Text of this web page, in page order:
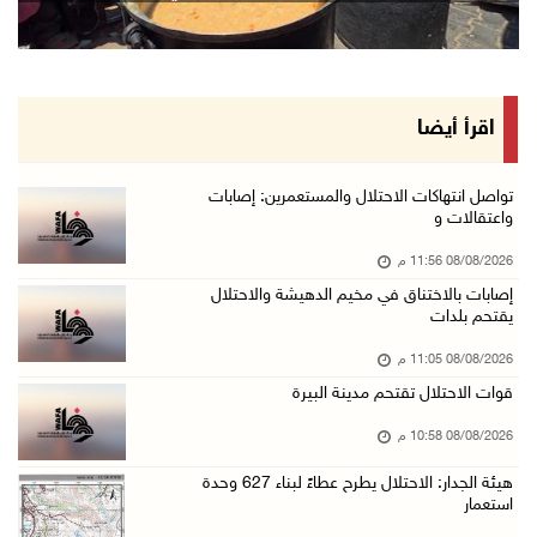
08/آب/2026 08:27 م
إصابات بالاختناق خلال مواجهات مع الاحتلال في ...
الاحتلال ينصب حواجز طيارة في محيط مخيم طولكرم ...
مستعمرون يهاجمون قرية أبو فلاح
مستعمرون يقتحمون بلدة بيت عور التحتا وقرية جل ...
08/آب/2026 06:39 م
الجامعة العربية الأمريكية تختتم فعاليات تخريج ...
اقرأ أيضا
تواصل انتهاكات الاحتلال والمستعمرين: إصابات
واعتقالات و
08/08/2026 11:56 م
إصابات بالاختناق في مخيم الدهيشة والاحتلال
يقتحم بلدات
08/08/2026 11:05 م
قوات الاحتلال تقتحم مدينة البيرة
08/08/2026 10:58 م
هيئة الجدار: الاحتلال يطرح عطاءً لبناء 627 وحدة
استعمار